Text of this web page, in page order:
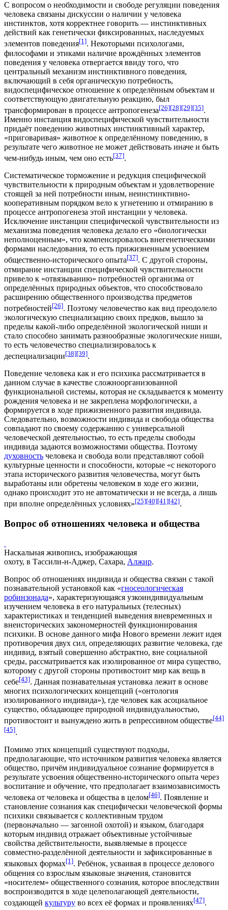
С вопросом о необходимости и свободе регуляции поведения
человека связаны дискуссии о наличии у человека
инстинктов, хотя корректнее говорить — инстинктивных
действий как генетически фиксированных, наследуемых
элементов поведения[1]. Некоторыми психологами,
философами и этиками наличие врождённых элементов
поведения у человека отвергается ввиду того, что
центральный механизм инстинктивного поведения,
включающий в себя органическую потребность,
видоспецифическое отношение к определённым объектам и
соответствующую двигательную реакцию, был
трансформирован в процессе антропогенеза[26][28][29][35].
Именно инстанция видоспецифической чувствительности
придаёт поведению животных инстинктивный характер,
«приговаривая» животное к определённому поведению, в
результате чего животное не может действовать иначе и быть
чем-нибудь иным, чем оно есть[37].
Систематическое торможение и редукция специфической
чувствительности к природным объектам и удовлетворение
стоящей за ней потребности иным, неинстинктивно-
кооперативным порядком вело к угнетению и отмиранию в
процессе антропогенеза этой инстанции у человека.
Исключение инстанции специфической чувствительности из
механизма поведения человека делало его «биологически
неполноценным», что компенсировалось внегенетическими
формами наследования, то есть прижизненным усвоением
общественно-исторического опыта[37]. С другой стороны,
отмирание инстанции специфической чувствительности
привело к «отвязыванию» потребностей организма от
определённых природных объектов, что способствовало
расширению общественного производства предметов
потребностей[26]. Поэтому человечество как вид преодолело
экологическую специализацию своих предков, вышло за
пределы какой-либо определённой экологической ниши и
стало способно занимать разнообразные экологические ниши,
то есть человечество специализировалось к
деспециализации[38][39].
Поведение человека как и его психика рассматривается в
данном случае в качестве сложноорганизованной
функциональной системы, которая не складывается к моменту
рождения человека и не закреплена морфологически, а
формируется в ходе прижизненного развития индивида.
Следовательно, возможности индивида и свобода общества
совпадают по своему содержанию с универсальной
человеческой деятельностью, то есть пределы свободы
индивида задаются возможностями общества. Поэтому
духовность человека и свобода воли представляют собой
культурные ценности и способности, которые «с некоторого
этапа исторического развития человечества, могут быть
выработаны или обретены человеком в ходе его жизни,
однако происходит это не автоматически и не всегда, а лишь
при вполне определённых условиях»[25][40][41][42].
Вопрос об отношениях человека и общества
Наскальная живопись, изображающая
охоту, в Тассили-н-Аджер, Сахара, Алжир.
Вопрос об отношениях индивида и общества связан с такой
познавательной установкой как «гносеологическая
робинзонада», характеризующаяся узкоиндивидуальным
изучением человека в его натуральных (телесных)
характеристиках и тенденцией выведения вневременных и
внеисторических закономерностей функционирования
психики. В основе данного мифа Нового времени лежит идея
противоречия двух сил, определяющих развитие человека, где
индивид, взятый совершенно абстрактно, вне социальной
среды, рассматривается как изолированное от мира существо,
которому с другой стороны противостоит мир как вещь в
себе[43]. Данная познавательная установка лежит в основе
многих психологических концепций («онтология
изолированного индивида»), где человек как асоциальное
существо, обладающее природной индивидуальностью,
противостоит и вынуждено жить в репрессивном обществе[44]
[45].
Помимо этих концепций существуют подходы,
предполагающие, что источником развития человека является
общество, причём индивидуальное сознание формируется в
результате усвоения общественно-исторического опыта через
воспитание и обучение, что предполагает взаимозависимость
человека от человека и общества в целом[46]. Появление и
становление сознания как специфически человеческой формы
психики связывается с коллективным трудом
(первоначально — загонной охотой) и языком, благодаря
которым индивид отражает объективные устойчивые
свойства действительности, выявляемые в процессе
совместно-разделённой деятельности и зафиксированные в
языковых формах[1]. Ребёнок, усваивая в процессе делового
общения со взрослым языковые значения, становится
«носителем» общественного сознания, которое впоследствии
воспроизводится в ходе целеполагающей деятельности,
создающей культуру во всех её формах и проявлениях[47].